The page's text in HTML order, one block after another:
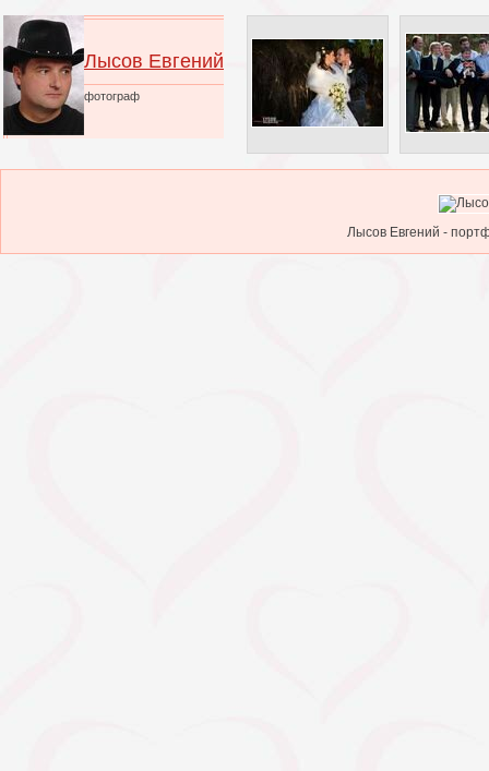
Лысов Евгений
фотограф
Лысов Евгений -